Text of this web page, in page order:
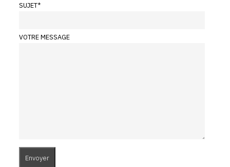
SUJET*
VOTRE MESSAGE